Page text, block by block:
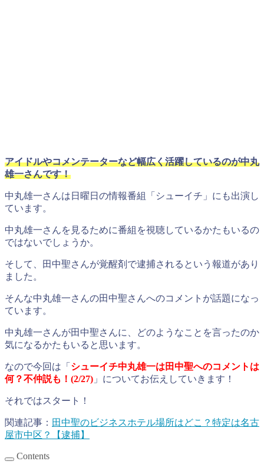
アイドルやコメンテーターなど幅広く活躍しているのが中丸
雄一さんです！
中丸雄一さんは日曜日の情報番組「シューイチ」にも出演し
ています。
中丸雄一さんを見るために番組を視聴しているかたもいるの
ではないでしょうか。
そして、田中聖さんが覚醒剤で逮捕されるという報道があり
ました。
そんな中丸雄一さんの田中聖さんへのコメントが話題になっ
ています。
中丸雄一さんが田中聖さんに、どのようなことを言ったのか
気になるかたもいると思います。
なので今回は「 シューイチ中丸雄一は田中聖へのコメントは
何？不仲説も！(2/27) 」についてお伝えしていきます！
それではスタート！
関連記事： 田中聖のビジネスホテル場所はどこ？特定は名古
屋市中区？【逮捕】
Contents